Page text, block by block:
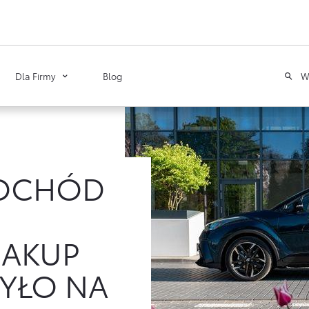
Dla Firmy Blog
Zawarcie umowy online
NA